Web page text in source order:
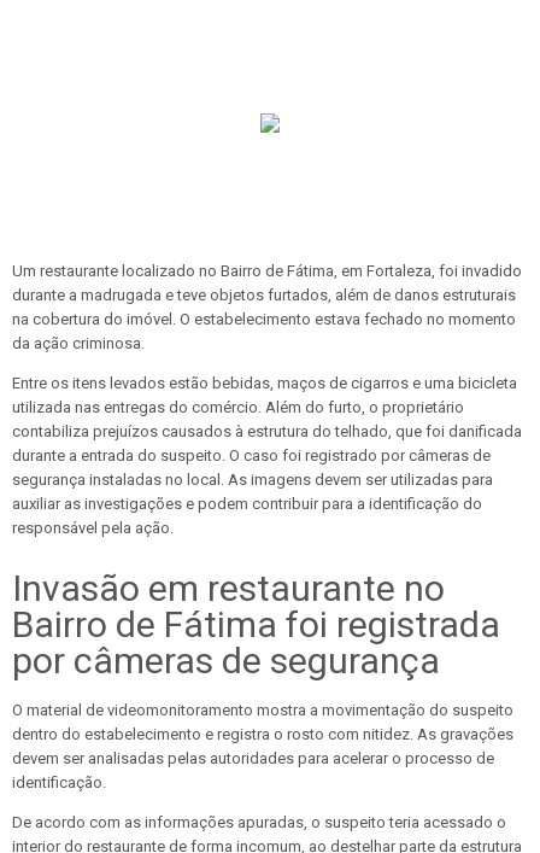
Um restaurante localizado no Bairro de Fátima, em Fortaleza, foi invadido
durante a madrugada e teve objetos furtados, além de danos estruturais
na cobertura do imóvel. O estabelecimento estava fechado no momento
da ação criminosa.
Entre os itens levados estão bebidas, maços de cigarros e uma bicicleta
utilizada nas entregas do comércio. Além do furto, o proprietário
contabiliza prejuízos causados à estrutura do telhado, que foi danificada
durante a entrada do suspeito. O caso foi registrado por câmeras de
segurança instaladas no local. As imagens devem ser utilizadas para
auxiliar as investigações e podem contribuir para a identificação do
responsável pela ação.
Invasão em restaurante no
Bairro de Fátima foi registrada
por câmeras de segurança
O material de videomonitoramento mostra a movimentação do suspeito
dentro do estabelecimento e registra o rosto com nitidez. As gravações
devem ser analisadas pelas autoridades para acelerar o processo de
identificação.
De acordo com as informações apuradas, o suspeito teria acessado o
interior do restaurante de forma incomum, ao destelhar parte da estrutura